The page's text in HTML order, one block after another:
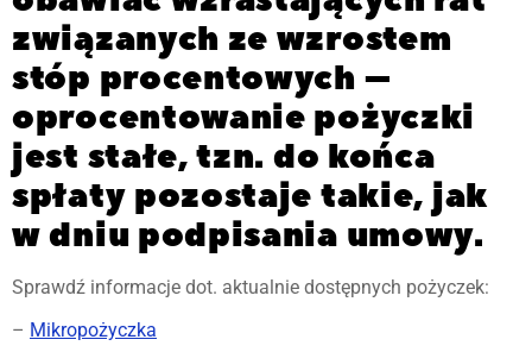
związanych ze wzrostem
stóp procentowych –
oprocentowanie pożyczki
jest stałe, tzn. do końca
spłaty pozostaje takie, jak
w dniu podpisania umowy.
Sprawdź informacje dot. aktualnie dostępnych pożyczek:
– Mikropożyczka